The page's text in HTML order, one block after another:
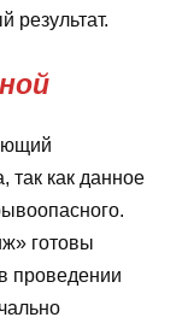
результат.
так как данное
готовы
в проведении